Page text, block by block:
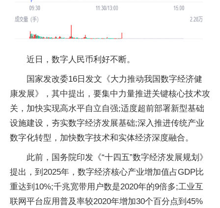
近日，数字人民币利好不断。
国家发改委16日发文《大力推动我国数字经济健
康发展》，其中提出，要集中力量推进关键核心技术攻
关，加快实现高水平自立自强;适度超前部署新型基础
设施建设，夯实数字经济发展基础;深入推进传统产业
数字化转型，加快数字技术和实体经济深度融合。
此前，国务院印发《“十四五”数字经济发展规划》
提出，到2025年，数字经济核心产业增加值占GDP比
重达到10%;千兆宽带用户数是2020年的9倍多;工业互
联网平台应用普及率较2020年增加30个百分点到45%